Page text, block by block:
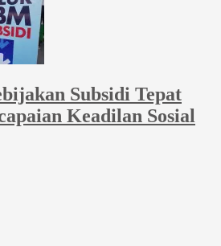
Subsidi Tepat
Keadilan Sosial